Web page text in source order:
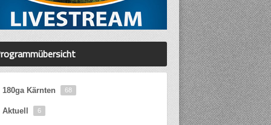
180ga Kärnten 68
Aktuell 6